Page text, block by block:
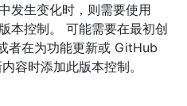
发生变化时，则需要使用
本控制。 可能需要在最初创
者在为功能更新或 GitHub
容时添加此版本控制。